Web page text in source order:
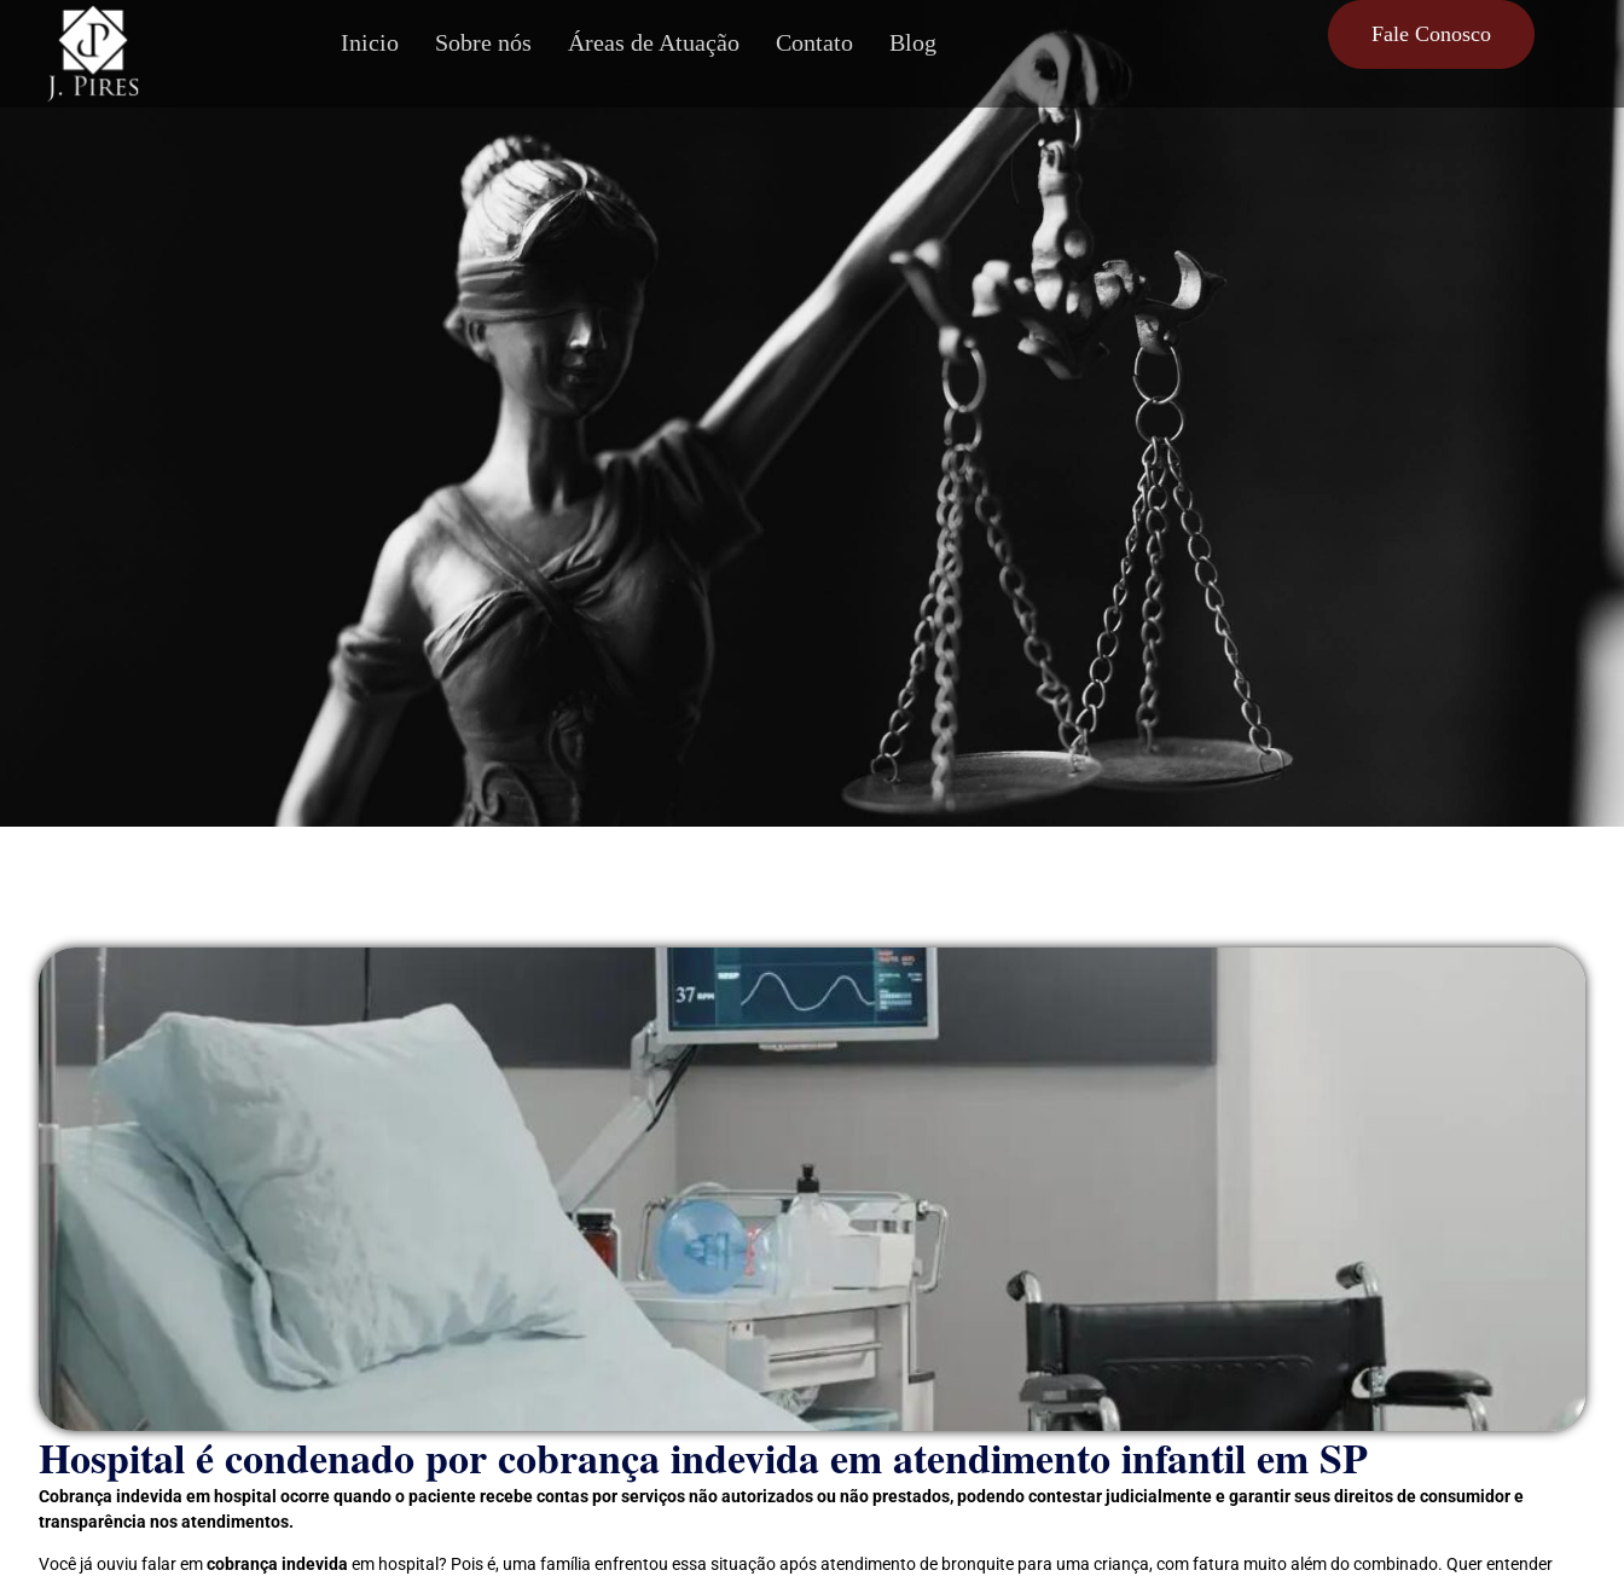
Inicio Sobre nós Áreas de Atuação Contato Blog Fale Conosco
Hospital é condenado por cobrança indevida em atendimento infantil em SP
Cobrança indevida em hospital ocorre quando o paciente recebe contas por serviços não autorizados ou não prestados, podendo contestar judicialmente e garantir seus direitos de consumidor e
transparência nos atendimentos.
Você já ouviu falar emcobrança indevida em hospital? Pois é, uma família enfrentou essa situação após atendimento de bronquite para uma criança, com fatura muito além do combinado. Quer entender